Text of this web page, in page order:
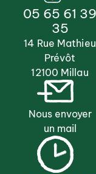
05 65 61 39
35
14 Rue Mathieu
Prévôt
12100 Millau
Nous envoyer
un mail